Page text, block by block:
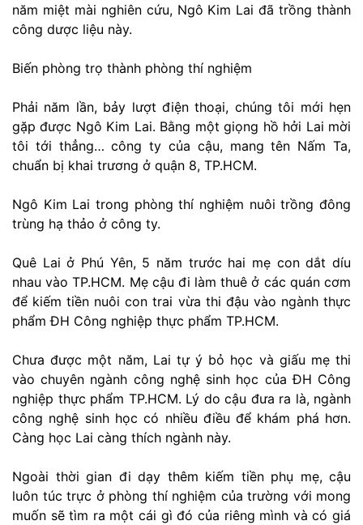
năm miệt mài nghiên cứu, Ngô Kim Lai đã trồng thành
công dược liệu này.
Biến phòng trọ thành phòng thí nghiệm
Phải năm lần, bảy lượt điện thoại, chúng tôi mới hẹn
gặp được Ngô Kim Lai. Bằng một giọng hồ hởi Lai mời
tôi tới thẳng… công ty của cậu, mang tên Nấm Ta,
chuẩn bị khai trương ở quận 8, TP.HCM.
Ngô Kim Lai trong phòng thí nghiệm nuôi trồng đông
trùng hạ thảo ở công ty.
Quê Lai ở Phú Yên, 5 năm trước hai mẹ con dắt díu
nhau vào TP.HCM. Mẹ cậu đi làm thuê ở các quán cơm
để kiếm tiền nuôi con trai vừa thi đậu vào ngành thực
phẩm ĐH Công nghiệp thực phẩm TP.HCM.
Chưa được một năm, Lai tự ý bỏ học và giấu mẹ thi
vào chuyên ngành công nghệ sinh học của ĐH Công
nghiệp thực phẩm TP.HCM. Lý do cậu đưa ra là, ngành
công nghệ sinh học có nhiều điều để khám phá hơn.
Càng học Lai càng thích ngành này.
Ngoài thời gian đi dạy thêm kiếm tiền phụ mẹ, cậu
luôn túc trực ở phòng thí nghiệm của trường với mong
muốn sẽ tìm ra một cái gì đó của riêng mình và có giá